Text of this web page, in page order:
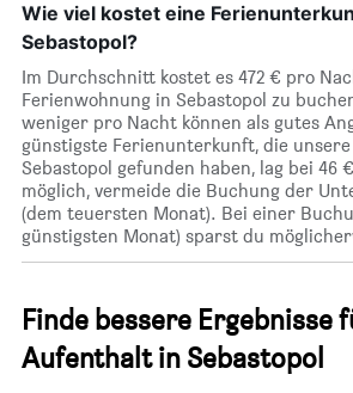
Wie viel kostet eine
Sebastopol?
Im Durchschnitt kostet es 472 € pro
Ferienwohnung in Sebastopol zu
weniger pro Nacht können als gutes
günstigste Ferienunterkunft, die
Sebastopol gefunden haben, lag bei 46
möglich, vermeide die Buchung der
(dem teuersten Monat). Bei einer
günstigsten Monat) sparst du
Finde bessere Ergebnisse
Aufenthalt in Sebastopol